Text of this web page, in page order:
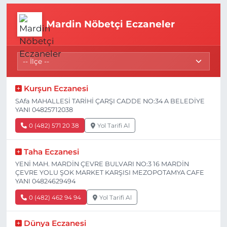
Mardin Nöbetçi Eczaneler
Kurşun Eczanesi
SAfa MAHALLESİ TARİHİ ÇARŞI CADDE NO:34 A BELEDİYE
YANI 04825712038
0 (482) 571 20 38 Yol Tarifi Al
Taha Eczanesi
YENİ MAH. MARDİN ÇEVRE BULVARI NO:3 16 MARDİN
ÇEVRE YOLU ŞOK MARKET KARŞISI MEZOPOTAMYA CAFE
YANI 04824629494
0 (482) 462 94 94 Yol Tarifi Al
Dünya Eczanesi